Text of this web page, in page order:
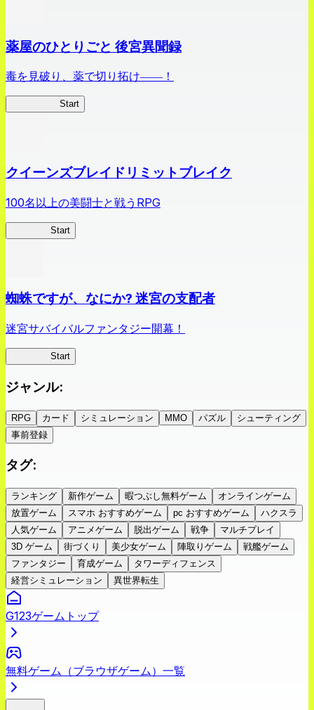
薬屋のひとりごと 後宮異聞録
毒を見破り、薬で切り拓け――！
Start
クイーンズブレイドリミットブレイク
100名以上の美闘士と戦うRPG
Start
蜘蛛ですが、なにか? 迷宮の支配者
迷宮サバイバルファンタジー開幕！
Start
ジャンル:
RPG カード シミュレーション MMO パズル
シューティング
事前登録
タグ:
ランキング 新作ゲーム 暇つぶし無料ゲーム
オンラインゲーム
放置ゲーム
スマホ おすすめゲーム pc おすすめゲーム
ハクスラ
人気ゲーム
アニメゲーム 脱出ゲーム 戦争
マルチプレイ
3D ゲーム
街づくり 美少女ゲーム 陣取りゲーム
戦艦ゲーム
ファンタジー
育成ゲーム
タワーディフェンス
経営シミュレーション
異世界転生
G123ゲームトップ
無料ゲーム（ブラウザゲーム）一覧